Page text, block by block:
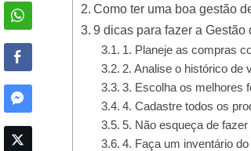
Como ter uma boa gestão
9 dicas para fazer a Gestão
1. Planeje as compras
2. Analise o histórico de
3. Escolha os melhores
4. Cadastre todos os
5. Não esqueça de
4. Faça um inventário